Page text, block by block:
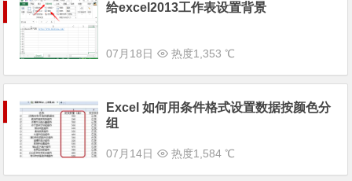
给excel2013工作表设置背景
07月18日 热度1,353 ℃
Excel 如何用条件格式设置数据按颜色分
组
07月14日 热度1,584 ℃